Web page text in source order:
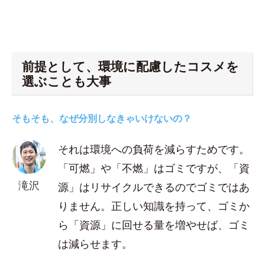
前提として、環境に配慮したコスメを
選ぶことも大事
そもそも、なぜ分別しなきゃいけないの？
滝沢
それは環境への負荷を減らすためです。
「可燃」や「不燃」はゴミですが、「資
源」はリサイクルできるのでゴミではあ
りません。正しい知識を持って、ゴミか
ら「資源」に回せる量を増やせば、ゴミ
は減らせます。